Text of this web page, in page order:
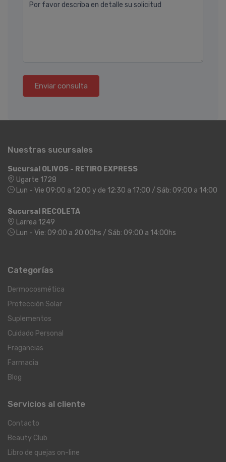
Por favor describa en detalle su solicitud
Enviar consulta
Nuestras sucursales
Sucursal OLIVOS - RETIRO EXPRESS
Ugarte 1728
Lun - Vie 09:00 a 12:00 y de 12:30 a 17:00 / Sáb: 09:00 a 14:00
Sucursal RECOLETA
Larrea 1249
Lun - Vie: 09:00 a 20:00hs / Sáb: 09:00 a 14:00hs
Categorías
Dermocosmética
Protección Solar
Suplementos
Cuidado Personal
Fragancias
Farmacia
Blog
Servicios al cliente
Contacto
Beauty Club
Libro de quejas on-line